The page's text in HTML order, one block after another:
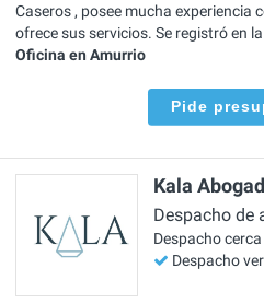
Caseros , posee mucha experiencia
ofrece sus servicios. Se registró en
Oficina en Amurrio
Pide
Kala
Despacho de
Despacho
Despacho